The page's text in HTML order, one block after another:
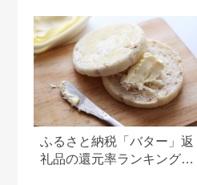
ふるさと納税「バター」返
礼品の還元率ランキング！